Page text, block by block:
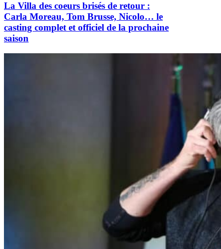
La Villa des coeurs brisés de retour :
Carla Moreau, Tom Brusse, Nicolo… le
casting complet et officiel de la prochaine
saison